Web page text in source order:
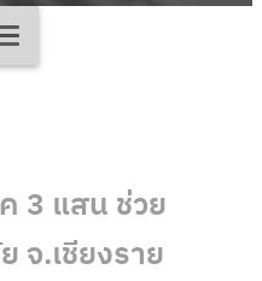
3 แสน ช่วย
จ.เชียงราย